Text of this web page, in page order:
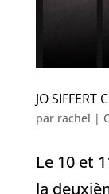
JO SIFFERT
par rachel |
Le 10 et
la